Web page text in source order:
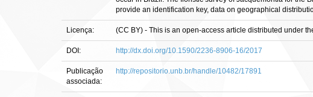
provide an identification key, data on geographical
Licença: (CC BY) - This is an open-access article distributed under
DOI: http://dx.doi.org/10.1590/2236-8906-16/2017
Publicação
associada:
http://repositorio.unb.br/handle/10482/17891